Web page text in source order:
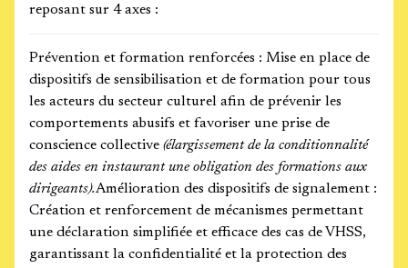
reposant sur 4 axes :
Prévention et formation renforcées : Mise en place de
dispositifs de sensibilisation et de formation pour tous
les acteurs du secteur culturel afin de prévenir les
comportements abusifs et favoriser une prise de
conscience collective (élargissement de la conditionnalité
des aides en instaurant une obligation des formations aux
dirigeants).Amélioration des dispositifs de signalement :
Création et renforcement de mécanismes permettant
une déclaration simplifiée et efficace des cas de VHSS,
garantissant la confidentialité et la protection des